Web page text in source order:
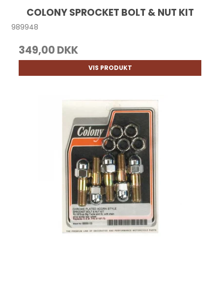
COLONY SPROCKET BOLT & NUT KIT
989948
349,00 DKK
VIS PRODUKT